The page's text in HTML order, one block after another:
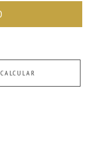
CALCULAR